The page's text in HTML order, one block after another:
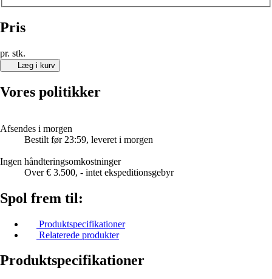
Pris
pr. stk.
Læg i kurv
Vores politikker
Afsendes i morgen
Bestilt før 23:59, leveret i morgen
Ingen håndteringsomkostninger
Over € 3.500, - intet ekspeditionsgebyr
Spol frem til:
Produktspecifikationer
Relaterede produkter
Produktspecifikationer